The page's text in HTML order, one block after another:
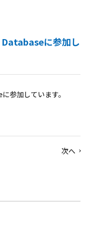
に参加し
参加しています。
次へ